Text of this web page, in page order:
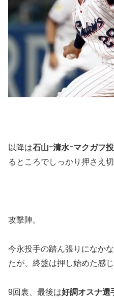
以降は石山ｰ清水ｰマクガフ
るところでしっかり押さえ
攻撃陣。
今永投手の踏ん張りになか
たが、終盤は押し始めた感じ
9回裏、最後は好調オスナ選